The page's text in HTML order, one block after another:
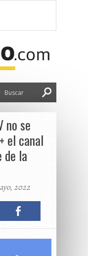
no se
el canal
de la
2022